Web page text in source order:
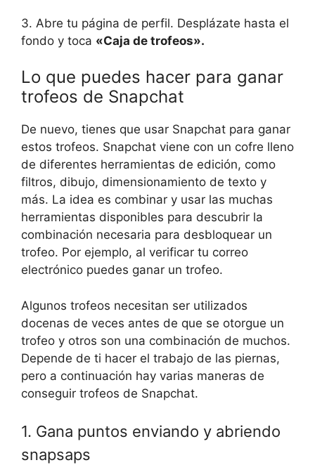
3. Abre tu página de perfil. Desplázate hasta el
fondo y toca «Caja de trofeos».
Lo que puedes hacer para ganar
trofeos de Snapchat
De nuevo, tienes que usar Snapchat para ganar
estos trofeos. Snapchat viene con un cofre lleno
de diferentes herramientas de edición, como
filtros, dibujo, dimensionamiento de texto y
más. La idea es combinar y usar las muchas
herramientas disponibles para descubrir la
combinación necesaria para desbloquear un
trofeo. Por ejemplo, al verificar tu correo
electrónico puedes ganar un trofeo.
Algunos trofeos necesitan ser utilizados
docenas de veces antes de que se otorgue un
trofeo y otros son una combinación de muchos.
Depende de ti hacer el trabajo de las piernas,
pero a continuación hay varias maneras de
conseguir trofeos de Snapchat.
1. Gana puntos enviando y abriendo
snapsaps